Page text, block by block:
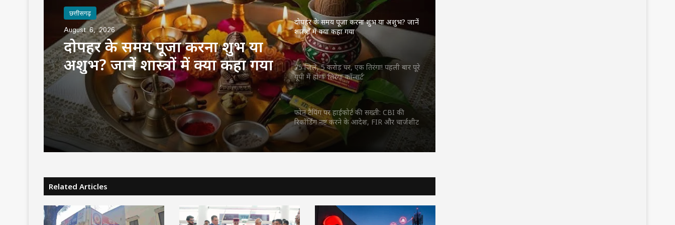
छत्तीसगढ़
August 6, 2026
75 जिले, 5 करोड़ घर, एक तिरंगा!
पहली बार पूरे यूपी में होगा ‘तिरंगा
कॉन्सर्ट’
छत्तीसगढ़
August 6, 2026
दोपहर के समय पूजा करना शुभ या
अशुभ? जानें शास्त्रों में क्या कहा गया
75 जिले, 5 करोड़ घर, एक तिरंगा! पहली बार पूरे
यूपी में होगा ‘तिरंगा कॉन्सर्ट’
फोन टैपिंग पर हाईकोर्ट की सख्ती: CBI की
रिकॉर्डिंग नष्ट करने के आदेश, FIR और चार्जशीट
रहेंगी बरकरार
पावरफुल KTM 390 Duke सीरीज भारत में हुई
दोपहर के समय पूजा करना शुभ या अशुभ? जानें
Related Articles